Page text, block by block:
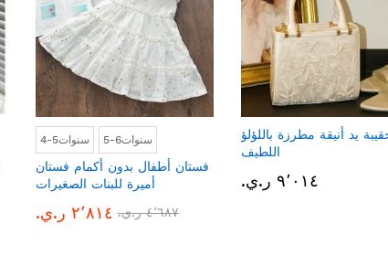
4-5سنوات 5-6سنوات
فستان أطفال بدون أكمام فستان
أميرة للبنات الصغيرات
٢٬٨١٤ ر.ي.‏ ٤٬٦٨٧ ر.ي.‏
حقيبة يد أنيقة مطرزة باللؤلؤ
اللطيف
٩٬٠١٤ ر.ي.‏